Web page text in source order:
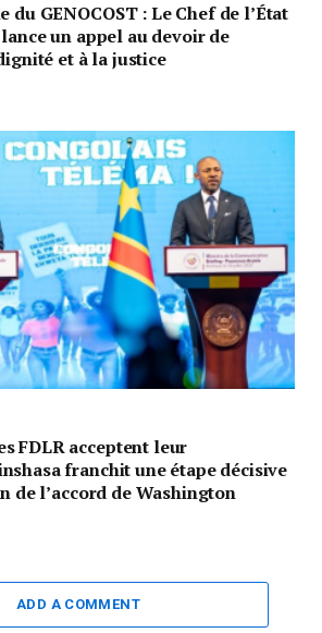
du GENOCOST : Le Chef de l’État
un appel au devoir de
et à la justice
FDLR acceptent leur
franchit une étape décisive
de l’accord de Washington
ADD A COMMENT